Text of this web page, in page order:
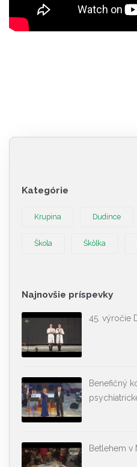
Kategórie
Krupina Dudince
Škola Škôlka
Najnovšie príspevky
45. výročie
Benefičný
Betlehem v